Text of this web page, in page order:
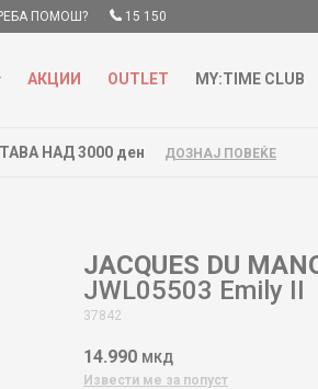
ПОМОШ? 15 150
АКЦИИ OUTLET MY:TIME CLUB
НАД 3000 ден ДОЗНАЈ ПОВЕЌЕ
JACQUES DU
JWL05503 Emily II
37842
14.990 МКД
Извести ме за попуст